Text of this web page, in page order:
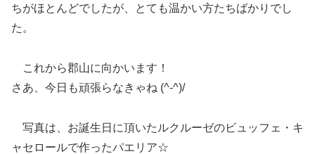
ちがほとんどでしたが、とても温かい方たちばかりでし
た。
これから郡山に向かいます！
さあ、今日も頑張らなきゃね (^-^)/
写真は、お誕生日に頂いたルクルーゼのビュッフェ・キ
ャセロールで作ったパエリア☆